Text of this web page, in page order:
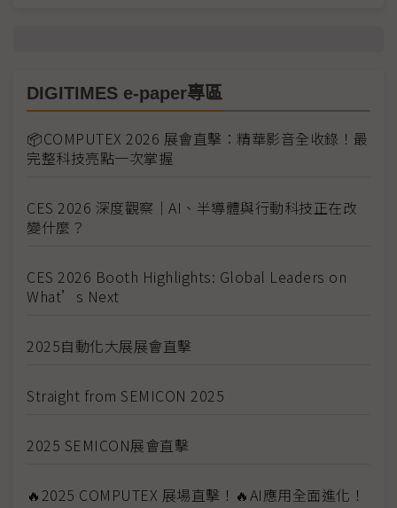
DIGITIMES e-paper專區
📦COMPUTEX 2026 展會直擊：精華影音全收錄！最
完整科技亮點一次掌握
CES 2026 深度觀察｜AI、半導體與行動科技正在改
變什麼？
CES 2026 Booth Highlights: Global Leaders on
What’s Next
2025自動化大展展會直擊
Straight from SEMICON 2025
2025 SEMICON展會直擊
🔥2025 COMPUTEX 展場直擊！🔥AI應用全面進化！